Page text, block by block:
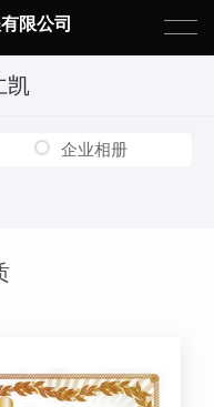
限公司
凯
企业相册